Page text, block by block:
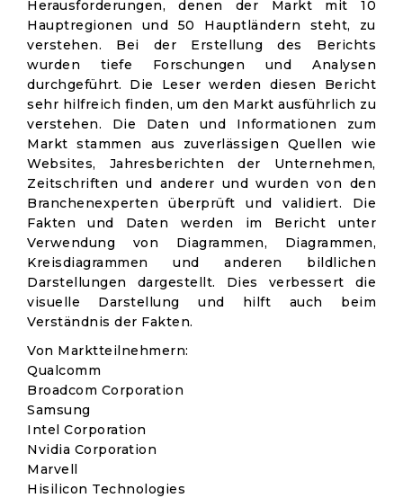
Herausforderungen, denen der Markt mit 10
Hauptregionen und 50 Hauptländern steht, zu
verstehen. Bei der Erstellung des Berichts
wurden tiefe Forschungen und Analysen
durchgeführt. Die Leser werden diesen Bericht
sehr hilfreich finden, um den Markt ausführlich zu
verstehen. Die Daten und Informationen zum
Markt stammen aus zuverlässigen Quellen wie
Websites, Jahresberichten der Unternehmen,
Zeitschriften und anderer und wurden von den
Branchenexperten überprüft und validiert. Die
Fakten und Daten werden im Bericht unter
Verwendung von Diagrammen, Diagrammen,
Kreisdiagrammen und anderen bildlichen
Darstellungen dargestellt. Dies verbessert die
visuelle Darstellung und hilft auch beim
Verständnis der Fakten.
Von Marktteilnehmern:
Qualcomm
Broadcom Corporation
Samsung
Intel Corporation
Nvidia Corporation
Marvell
Hisilicon Technologies